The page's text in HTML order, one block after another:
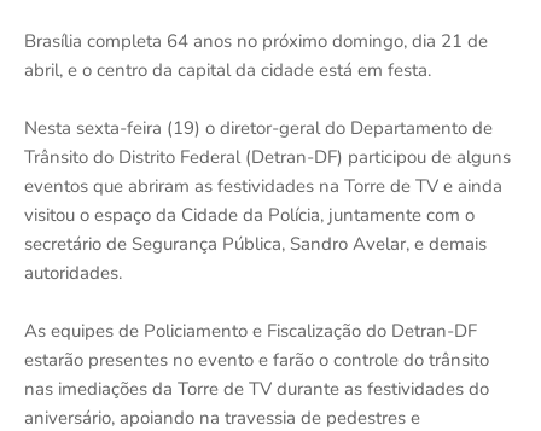
Brasília completa 64 anos no próximo domingo, dia 21 de
abril, e o centro da capital da cidade está em festa.
Nesta sexta-feira (19) o diretor-geral do Departamento de
Trânsito do Distrito Federal (Detran-DF) participou de alguns
eventos que abriram as festividades na Torre de TV e ainda
visitou o espaço da Cidade da Polícia, juntamente com o
secretário de Segurança Pública, Sandro Avelar, e demais
autoridades.
As equipes de Policiamento e Fiscalização do Detran-DF
estarão presentes no evento e farão o controle do trânsito
nas imediações da Torre de TV durante as festividades do
aniversário, apoiando na travessia de pedestres e